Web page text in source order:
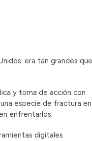
era tan grandes que
y toma de acción con
especie de fractura en
enfrentarlos.
digitales